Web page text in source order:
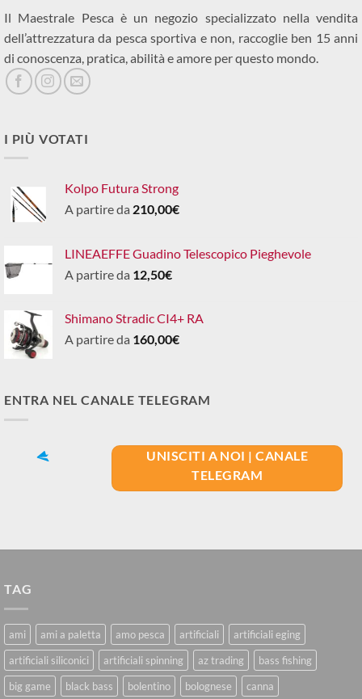
Il Maestrale Pesca è un negozio specializzato nella vendita
dell’attrezzatura da pesca sportiva e non, raccoglie ben 15 anni
di conoscenza, pratica, abilità e amore per questo mondo.
I PIÙ VOTATI
Kolpo Futura Strong
A partire da 210,00€
LINEAEFFE Guadino Telescopico Pieghevole
A partire da 12,50€
Shimano Stradic CI4+ RA
A partire da 160,00€
ENTRA NEL CANALE TELEGRAM
UNISCITI A NOI | CANALE
TELEGRAM
TAG
ami ami a paletta amo pesca artificiali
artificiali eging
artificiali siliconici
artificiali spinning az trading
bass fishing
big game
black bass bolentino bolognese canna